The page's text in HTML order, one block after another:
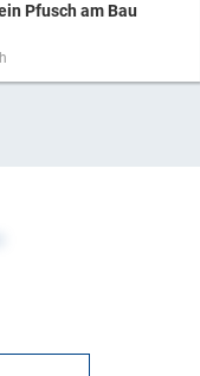
Pfusch am Bau